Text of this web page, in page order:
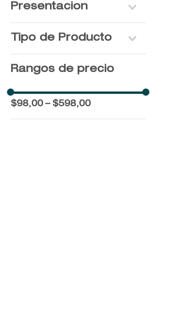
Todo Tipo de Piel
Anti-edad
Luminosidad
Regeneración
Nutrición
Presentacion
30ML
60ML
SIN VARIANTE
Tipo de Producto
Sérum
Rangos de precio
$98,00 – $598,00